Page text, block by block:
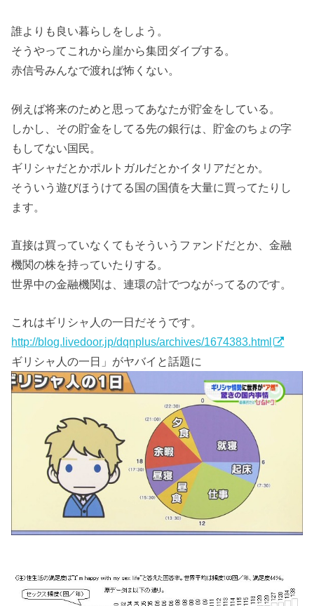
誰よりも良い暮らしをしよう。
そうやってこれから崖から集団ダイブする。
赤信号みんなで渡れば怖くない。
例えば将来のためと思ってあなたが貯金をしている。
しかし、その貯金をしてる先の銀行は、貯金のちょの字
もしてない国民。
ギリシャだとかポルトガルだとかイタリアだとか。
そういう遊びほうけてる国の国債を大量に買ってたりし
ます。
直接は買っていなくてもそういうファンドだとか、金融
機関の株を持っていたりする。
世界中の金融機関は、連環の計でつながってるのです。
これはギリシャ人の一日だそうです。
http://blog.livedoor.jp/dqnplus/archives/1674383.html
ギリシャ人の一日」がヤバイと話題に